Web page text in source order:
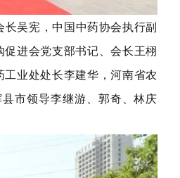
吴宪，中国中药协会执行副
进会党支部书记、会长王栩
业处处长李建华，河南省农
市领导李继游、郭奇、林庆